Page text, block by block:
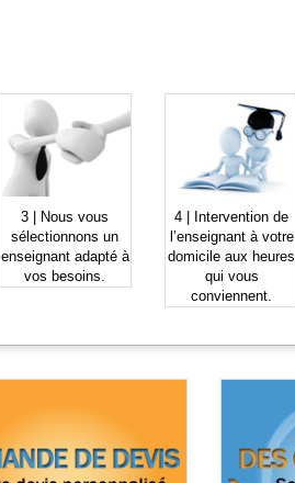
3 | Nous vous
sélectionnons un
enseignantadapté à
vos besoins.
4 | Intervention de
l’enseignant à votre
domicile aux heures
qui vous
conviennent.